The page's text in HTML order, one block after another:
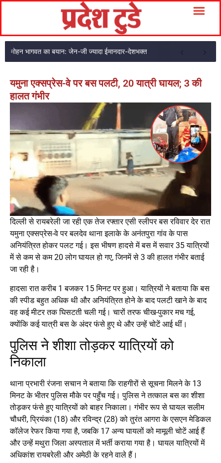
मोहन भागवत का बयान: जेन-जी ज्यादा ईमानदार-देशभक्त
यमुना एक्सप्रेस-वे पर बस पलटी, 20 यात्री घायल; 3 की
हालत गंभीर
दिल्ली से रायबरेली जा रही एक तेज रफ्तार एसी स्लीपर बस रविवार देर रात
यमुना एक्सप्रेस-वे पर बलदेव थाना इलाके के अनंतपुरा गांव के पास
अनियंत्रित होकर पलट गई। इस भीषण हादसे में बस में सवार 35 यात्रियों
में से कम से कम 20 लोग घायल हो गए, जिनमें से 3 की हालत गंभीर बताई
जा रही है।
हादसा रात करीब 1 बजकर 15 मिनट पर हुआ। यात्रियों ने बताया कि बस
की स्पीड बहुत अधिक थी और अनियंत्रित होने के बाद पलटी खाने के बाद
वह कई मीटर तक घिसटती चली गई। चारों तरफ चीख-पुकार मच गई,
क्योंकि कई यात्री बस के अंदर फंसे हुए थे और उन्हें चोटें आई थीं।
पुलिस ने शीशा तोड़कर यात्रियों को
निकाला
थाना प्रभारी रंजना सचान ने बताया कि राहगीरों से सूचना मिलने के 13
मिनट के भीतर पुलिस मौके पर पहुँच गई। पुलिस ने तत्काल बस का शीशा
तोड़कर फंसे हुए यात्रियों को बाहर निकाला। गंभीर रूप से घायल सलीम
चौधरी, प्रियंका (18) और रविन्द्र (28) को तुरंत आगरा के एसएन मेडिकल
कॉलेज रेफर किया गया है, जबकि 17 अन्य घायलों को मामूली चोटें आई हैं
और उन्हें मथुरा जिला अस्पताल में भर्ती कराया गया है। घायल यात्रियों में
अधिकांश रायबरेली और अमेठी के रहने वाले हैं।